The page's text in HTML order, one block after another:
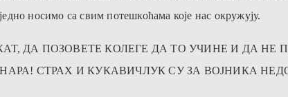
носимо са свим потешкоћама које нас окружују.
ДА ПОЗОВЕТЕ КОЛЕГЕ ДА ТО УЧИНЕ И ДА НЕ
СТРАХ И КУКАВИЧЛУК СУ ЗА ВОЈНИКА